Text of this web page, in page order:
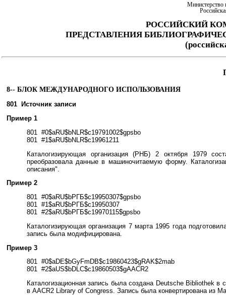
Министерство
РОССИЙСКИЙ
ПРЕДСТАВЛЕНИЯ
8-- БЛОК МЕЖДУНАРОДНОГО ИСПОЛЬЗОВАНИЯ
801 Источник записи
Пример 1
801 #0$aRU$bNLR$c19791002$gpsbo
801 #1$aRU$bNLR$c19961211
Каталогизирующая организация (РНБ) 2 октября 1979
преобразовала данные в машиночитаемую форму.
описания".
Пример 2
801 #0$aRU$bРГБ$c19950307$gpsbo
801 #1$aRU$bРГБ$c19950307
801 #2$aRU$bРГБ$c19970115$gpsbo
Каталогизирующая организация 7 марта 1995 года
запись была модифицирована.
Пример 3
801 #0$aDE$bGyFmDB$c19860423$gRAK$2mab
801 #2$aUS$bDLC$c19860503$gAACR2
Каталогизационная запись была создана Deutsche Bibliothek
в AACR2 Library of Congress. Запись была конвертирована из